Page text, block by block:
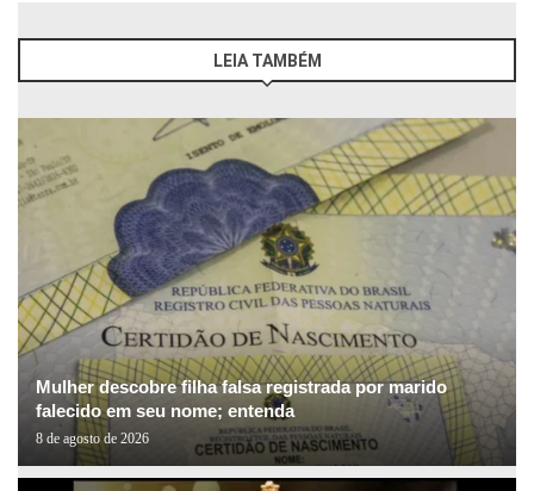
LEIA TAMBÉM
Mulher descobre filha falsa registrada por marido
falecido em seu nome; entenda
8 de agosto de 2026